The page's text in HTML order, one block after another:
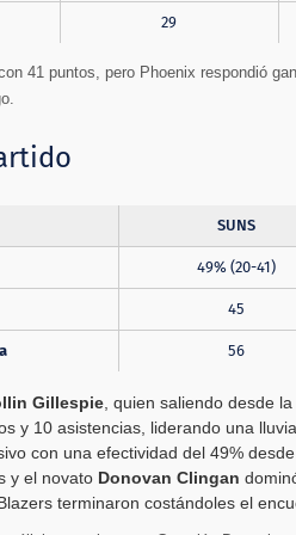
29
41 puntos, pero Phoenix respondió
SUNS
49% (20-41)
45
56
Gillespie, quien saliendo desde
y 10 asistencias, liderando una
con una efectividad del 49%
y el novato Donovan Clingan
terminaron costándoles el